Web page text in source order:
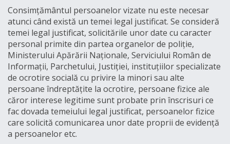
Consimțământul persoanelor vizate nu este necesar
atunci când există un temei legal justificat. Se consideră
temei legal justificat, solicitările unor date cu caracter
personal primite din partea organelor de poliție,
Ministerului Apărării Naționale, Serviciului Român de
Informații, Parchetului, Justiției, instituțiilor specializate
de ocrotire socială cu privire la minori sau alte
persoane îndreptățite la ocrotire, persoane fizice ale
căror interese legitime sunt probate prin înscrisuri ce
fac dovada temeiului legal justificat, persoanelor fizice
care solicită comunicarea unor date proprii de evidență
a persoanelor etc.